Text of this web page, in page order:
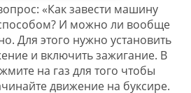
«Как завести машину
И можно ли вообще
Для этого нужно установить
и включить зажигание. В
на газ для того чтобы
движение на буксире.